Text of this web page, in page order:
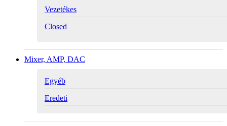
Vezetékes
Closed
Mixer, AMP, DAC
Egyéb
Eredeti